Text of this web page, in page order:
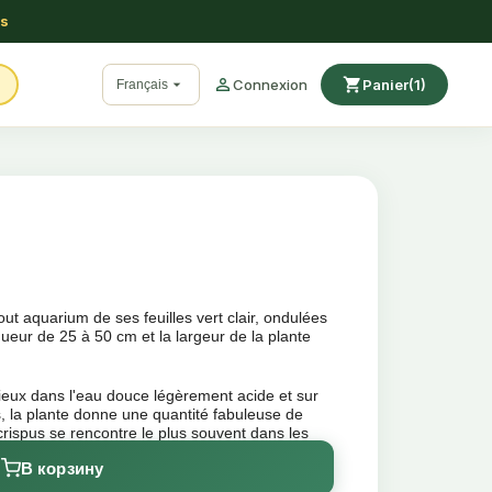
Français  Connexion shopping_cartPanier(1)
aquarium de ses feuilles vert clair, ondulées
de 25 à 50 cm et la largeur de la plante
dans l'eau douce légèrement acide et sur
la plante donne une quantité fabuleuse de
se rencontre le plus souvent dans les
В корзину